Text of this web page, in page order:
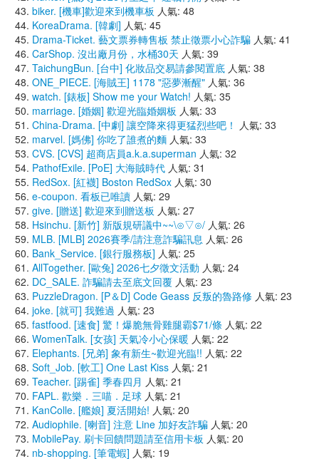
biker. [機車]歡迎來到機車板 人氣: 48
KoreaDrama. [韓劇] 人氣: 45
Drama-Ticket. 藝文票券轉售板 禁止徵票小心詐騙 人氣: 41
CarShop. 沒出廠月份，水桶30天 人氣: 39
TaichungBun. [台中] 化妝品交易請參閱置底 人氣: 38
ONE_PIECE. [海賊王] 1178 "惡夢漸醒" 人氣: 36
watch. [錶板] Show me your Watch! 人氣: 35
marriage. [婚姻] 歡迎光臨婚姻板 人氣: 33
China-Drama. [中劇] 讓空降來得更猛烈些吧！ 人氣: 33
marvel. [媽佛] 你吃了誰煮的麵 人氣: 33
CVS. [CVS] 超商店員a.k.a.superman 人氣: 32
PathofExile. [PoE] 大海賊時代 人氣: 31
RedSox. [紅襪] Boston RedSox 人氣: 30
e-coupon. 看板已唯讀 人氣: 29
give. [贈送] 歡迎來到贈送板 人氣: 27
Hsinchu. [新竹] 新版規研議中~~\⊙▽⊙/ 人氣: 26
MLB. [MLB] 2026賽季/請注意詐騙訊息 人氣: 26
Bank_Service. [銀行服務板] 人氣: 25
AllTogether. [歐兔] 2026七夕徵文活動 人氣: 24
DC_SALE. 詐騙請去至底文回覆 人氣: 23
PuzzleDragon. [P＆D] Code Geass 反叛的魯路修 人氣: 23
joke. [就可] 我難過 人氣: 23
fastfood. [速食] 驚！爆脆無骨雞腿霸$71/條 人氣: 22
WomenTalk. [女孩] 天氣冷小心保暖 人氣: 22
Elephants. [兄弟] 象有新生~歡迎光臨!! 人氣: 22
Soft_Job. [軟工] One Last Kiss 人氣: 21
Teacher. [踢雀] 季春四月 人氣: 21
FAPL. 歡樂．三喵．足球 人氣: 21
KanColle. [艦娘] 夏活開始! 人氣: 20
Audiophile. [喇音] 注意 Line 加好友詐騙 人氣: 20
MobilePay. 刷卡回饋問題請至信用卡板 人氣: 20
nb-shopping. [筆電蝦] 人氣: 19